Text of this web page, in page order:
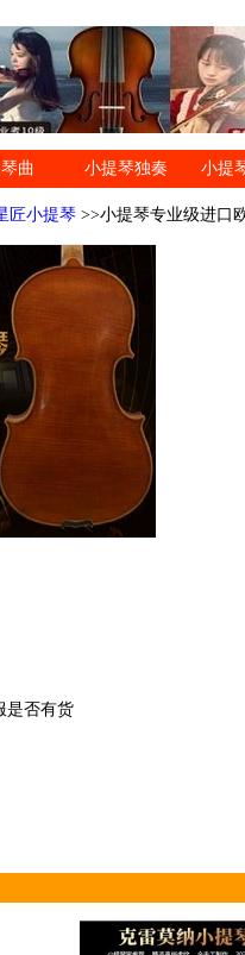
曲 小提琴独奏 小提
匠小提琴 >>小提琴专业级进口
是否有货